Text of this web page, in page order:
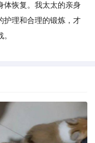
体恢复。我太太的亲身
护理和合理的锻炼，才